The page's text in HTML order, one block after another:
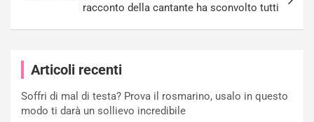
racconto della cantante ha sconvolto tutti
Articoli recenti
Soffri di mal di testa? Prova il rosmarino, usalo in questo
modo ti darà un sollievo incredibile